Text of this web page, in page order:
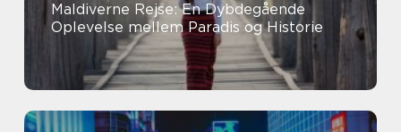
Maldiverne Rejse: En Dybdegående
Oplevelse mellem Paradis og Historie